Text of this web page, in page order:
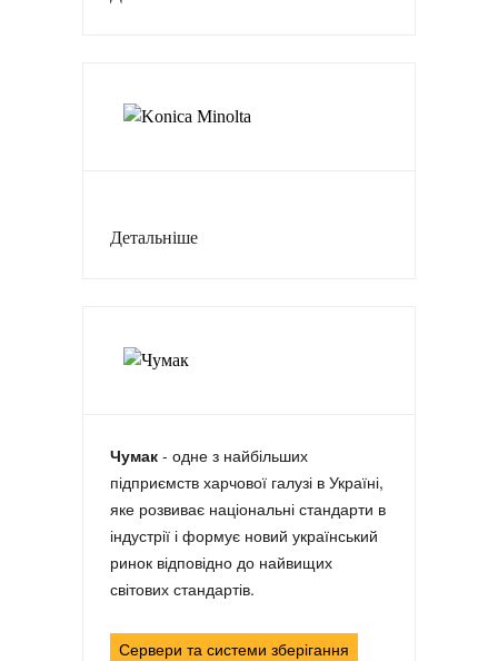
Детальніше
Чумак - одне з найбільших
підприємств харчової галузі в Україні,
яке розвиває національні стандарти в
індустрії і формує новий український
ринок відповідно до найвищих
світових стандартів.
Сервери та системи зберігання